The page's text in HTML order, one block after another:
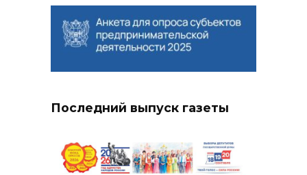
Последний выпуск газеты